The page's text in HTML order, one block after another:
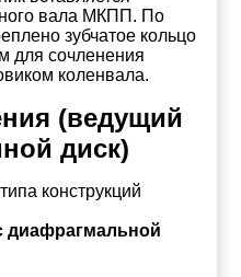
вала МКПП. По
зубчатое кольцо
для сочленения
коленвала.
(ведущий
диск)
конструкций
диафрагмальной